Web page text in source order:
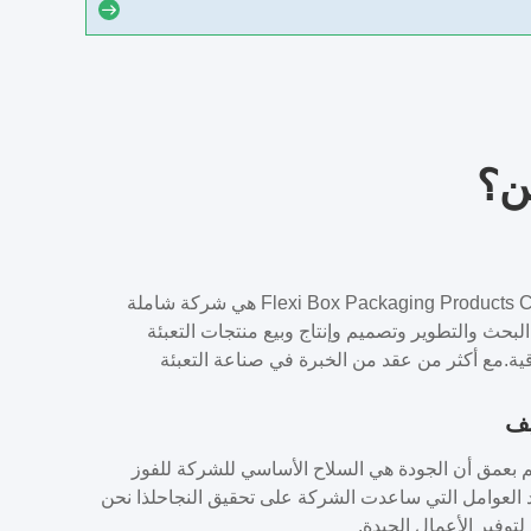
شركة Flexi Box Packaging Products Co.، Ltd هي شركة شاملة
والتطوير وتصميم وإنتاج وبيع منتجات التعبئة
أكثر من عقد من الخبرة في صناعة التعبئة
الصديقة للبيئة، وصناديق الهدايا الراقية، والتي تستخدم
الإنتاج، قدّمنا مجموعات متعددة من خطوط
المتقدّمة دوليّاً تغطي العمليّة بأكملها من الطباع...
أن الجودة هي السلاح الأساسي للشركة للفوز
العوامل التي ساعدت الشركة على تحقيق النجاحلذا نحن
الأعمال الجيدة.